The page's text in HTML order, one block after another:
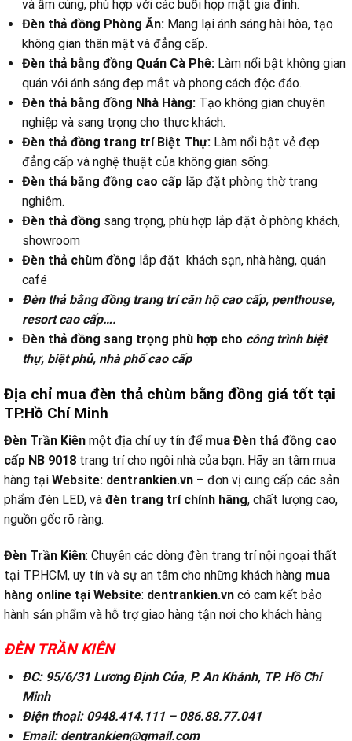
và ấm cúng, phù hợp với các buổi họp mặt gia đình.
Đèn thả đồng Phòng Ăn: Mang lại ánh sáng hài hòa, tạo
không gian thân mật và đẳng cấp.
Đèn thả bằng đồng Quán Cà Phê: Làm nổi bật không gian
quán với ánh sáng đẹp mắt và phong cách độc đáo.
Đèn thả bằng đồng Nhà Hàng: Tạo không gian chuyên
nghiệp và sang trọng cho thực khách.
Đèn thả đồng trang trí Biệt Thự: Làm nổi bật vẻ đẹp
đẳng cấp và nghệ thuật của không gian sống.
Đèn thả bằng đồng cao cấp lắp đặt phòng thờ trang
nghiêm.
Đèn thả đồng sang trọng, phù hợp lắp đặt ở phòng khách,
showroom
Đèn thả chùm đồng lắp đặt khách sạn, nhà hàng, quán
café
Đèn thả bằng đồng trang trí căn hộ cao cấp, penthouse,
resort cao cấp….
Đèn thả đồng sang trọng phù hợp cho công trình biệt
thự, biệt phủ, nhà phố cao cấp
Địa chỉ mua đèn thả chùm bằng đồng giá tốt tại
TP.Hồ Chí Minh
Đèn Trần Kiên một địa chỉ uy tín để mua Đèn thả đồng cao
cấp NB 9018 trang trí cho ngôi nhà của bạn. Hãy an tâm mua
hàng tại Website: dentrankien.vn – đơn vị cung cấp các sản
phẩm đèn LED, và đèn trang trí chính hãng, chất lượng cao,
nguồn gốc rõ ràng.
Đèn Trần Kiên: Chuyên các dòng đèn trang trí nội ngoại thất
tại TP.HCM, uy tín và sự an tâm cho những khách hàng mua
hàng online tại Website: dentrankien.vn có cam kết bảo
hành sản phẩm và hỗ trợ giao hàng tận nơi cho khách hàng
ĐÈN TRẦN KIÊN
ĐC: 95/6/31 Lương Định Của, P. An Khánh, TP. Hồ Chí
Minh
Điện thoại: 0948.414.111 – 086.88.77.041
Email: dentrankien@gmail.com